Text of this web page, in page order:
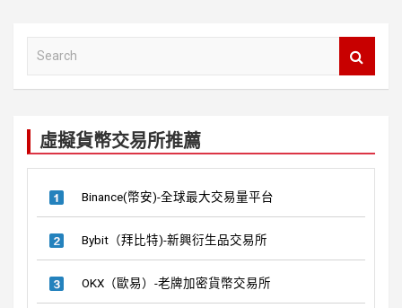
虛擬貨幣交易所推薦
Binance(幣安)-全球最大交易量平台
Bybit（拜比特)-新興衍生品交易所
OKX（歐易）-老牌加密貨幣交易所